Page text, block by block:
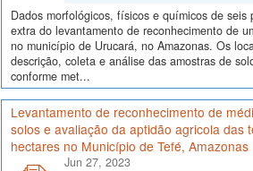
Dados morfológicos, físicos e químicos de seis
extra do levantamento de reconhecimento de
no município de Urucará, no Amazonas. Os
descrição, coleta e análise das amostras de
conforme met...
Levantamento de reconhecimento de
solos e avaliação da aptidão agricola das
hectares no Município de Tefé, Amazonas
Jun 27, 2023